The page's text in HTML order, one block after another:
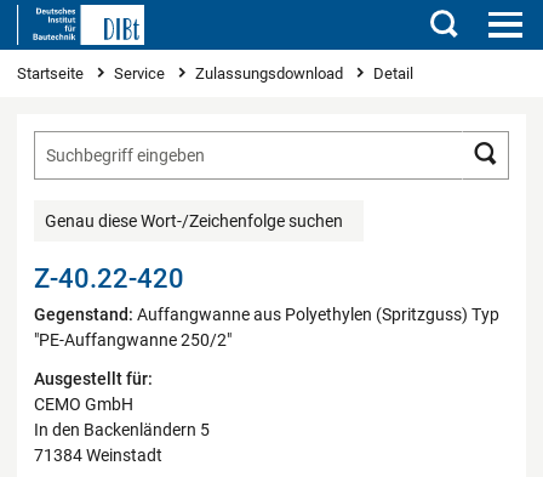
Suchen
Sie sind hier
Startseite Service Zulassungsdownload Detail
Genau diese Wort-/Zeichenfolge suchen
Z-40.22-420
Gegenstand: Auffangwanne aus Polyethylen (Spritzguss) Typ
"PE-Auffangwanne 250/2"
Ausgestellt für:
CEMO GmbH
In den Backenländern 5
71384 Weinstadt